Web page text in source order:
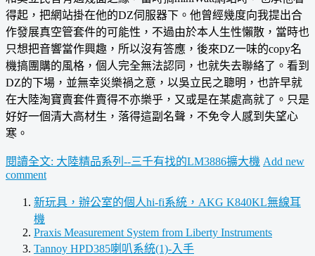
得起，把網站掛在他的DZ伺服器下。他曾經幾度向我提出合
作發展真空管套件的可能性，不過由於本人生性懶散，當時也
只想把音響當作興趣，所以沒有答應，後來DZ一味的copy名
機搞團購的風格，個人完全無法認同，也就失去聯絡了。看到
DZ的下場，並無幸災樂禍之意，以吳立民之聰明，也許早就
在大陸淘寶賣套件賣得不亦樂乎，又或是在某處高就了。只是
好好一個清大高材生，落得這副名聲，不免令人感到失望心
寒。
閱讀全文: 大陸精品系列--三千有找的LM3886擴大機 Add new
comment
新玩具，辦公室的個人hi-fi系統，AKG K840KL無線耳
機
Praxis Measurement System from Liberty Instruments
Tannoy HPD385喇叭系統(1)-入手